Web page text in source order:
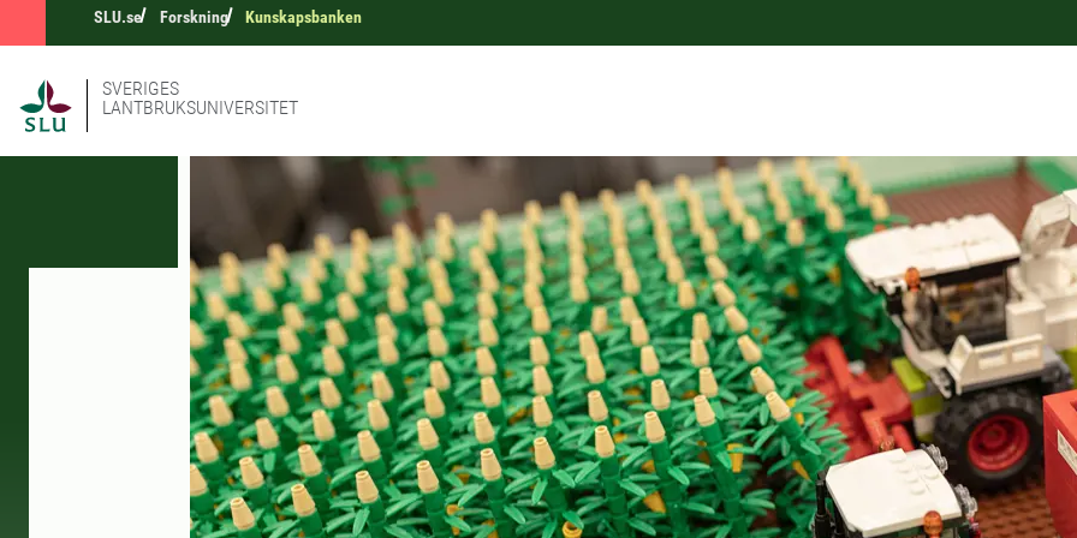
SLU.se Forskning Kunskapsbanken
SVERIGES
LANTBRUKSUNIVERSITET